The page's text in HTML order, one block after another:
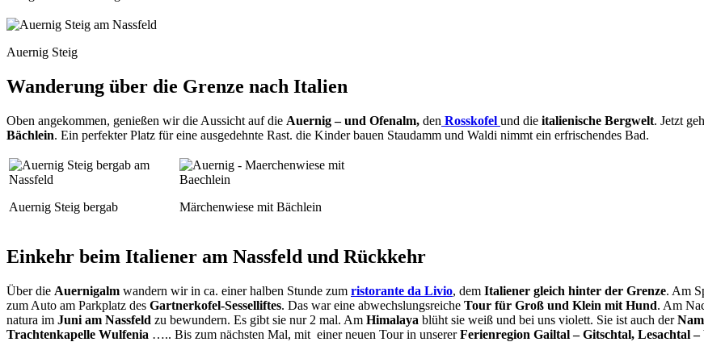
Auernig Steig
Wanderung über die Grenze nach Italien
Oben angekommen, genießen wir die Aussicht auf die Auernig – und Ofenalm, den Rosskofel und die italienische Bergwelt. Jetzt
Bächlein. Ein perfekter Platz für eine ausgedehnte Rast. die Kinder bauen Staudamm und Waldi nimmt ein erfrischendes Bad.
Auernig Steig bergab Märchenwiese mit Bächlein
Einkehr beim Italiener am Nassfeld und Rückkehr
Über die Auernigalm wandern wir in ca. einer halben Stunde zum ristorante da Livio, dem Italiener gleich hinter der Grenze. Am
zum Auto am Parkplatz des Gartnerkofel-Sesselliftes. Das war eine abwechslungsreiche Tour für Groß und Klein mit Hund. Am
natura im Juni am Nassfeld zu bewundern. Es gibt sie nur 2 mal. Am Himalaya blüht sie weiß und bei uns violett. Sie ist auch der
Trachtenkapelle Wulfenia ….. Bis zum nächsten Mal, mit einer neuen Tour in unsererFerienregion Gailtal – Gitschtal, Lesachtal –